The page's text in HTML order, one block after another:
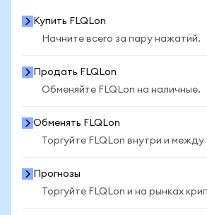
Купить FLQLon
Начните всего за пару нажатий.
Продать FLQLon
Обменяйте FLQLon на наличные.
Обменять FLQLon
Торгуйте FLQLon внутри и
Прогнозы
Торгуйте FLQLon и на рынках